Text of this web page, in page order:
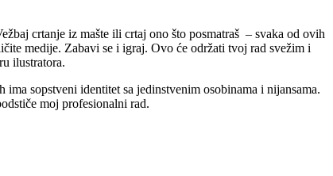
crtanje iz mašte ili crtaj ono što posmatraš – svaka od ovih
medije. Zabavi se i igraj. Ovo će održati tvoj rad svežim i
ilustratora.
sopstveni identitet sa jedinstvenim osobinama i nijansama.
moj profesionalni rad.